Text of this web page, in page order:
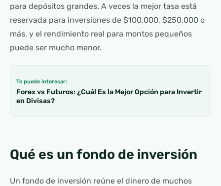
para depósitos grandes. A veces la mejor tasa está
reservada para inversiones de $100,000, $250,000 o
más, y el rendimiento real para montos pequeños
puede ser mucho menor.
Te puede interesar:
Forex vs Futuros: ¿Cuál Es la Mejor Opción para Invertir
en Divisas?
Qué es un fondo de inversión
Un fondo de inversión reúne el dinero de muchos